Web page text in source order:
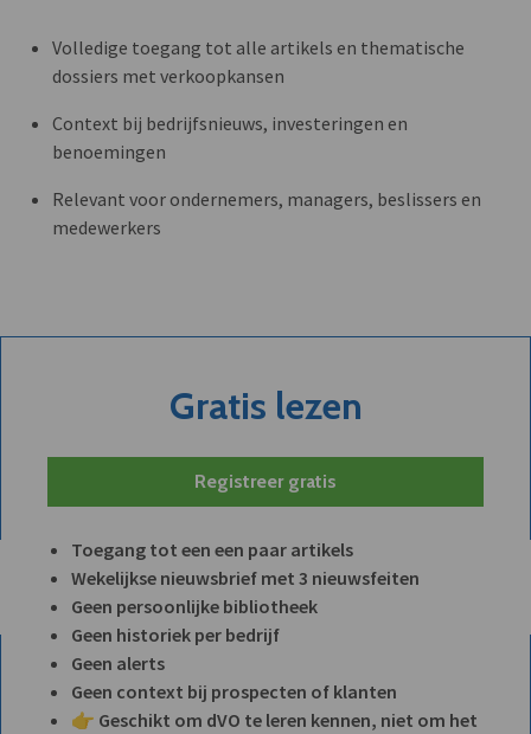
Volledige toegang tot alle artikels en thematische
dossiers met verkoopkansen
Context bij bedrijfsnieuws, investeringen en
benoemingen
Relevant voor ondernemers, managers, beslissers en
medewerkers
Gratis lezen
Registreer gratis
Toegang tot een een paar artikels
Wekelijkse nieuwsbrief met 3 nieuwsfeiten
Geen persoonlijke bibliotheek
Geen historiek per bedrijf
Geen alerts
Geen context bij prospecten of klanten
👉 Geschikt om dVO te leren kennen, niet om het